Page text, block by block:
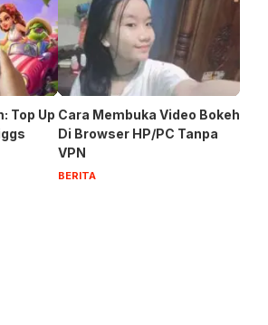
Top Up Cara Membuka Video Bokeh
Di Browser HP/PC Tanpa
VPN
BERITA